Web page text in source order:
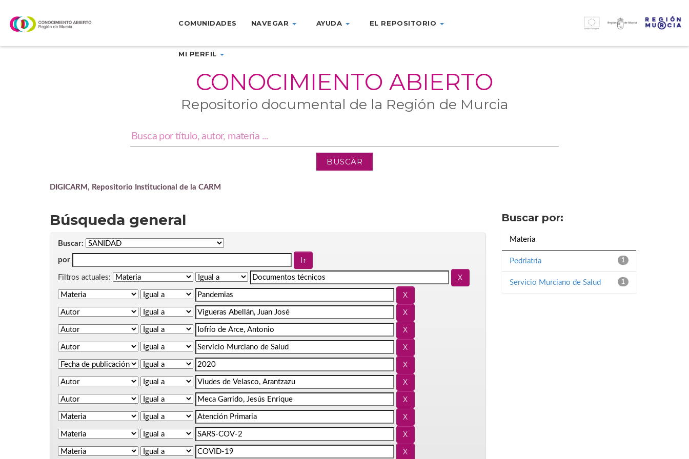
navigation
COMUNIDADES NAVEGAR AYUDA EL REPOSITORIO
MI PERFIL
CONOCIMIENTO ABIERTO
Repositorio documental de la Región de Murcia
DIGICARM, Repositorio Institucional de la CARM
Búsqueda general
Buscar:
por
Filtros actuales:
Buscar por:
Materia
1
Pedriatría
1
Servicio Murciano de Salud